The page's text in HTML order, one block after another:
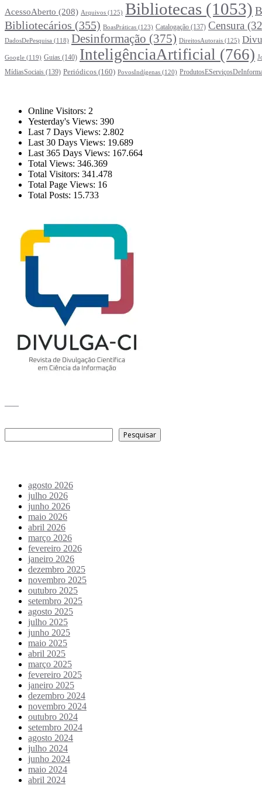
AcessoAberto (208) Arquivos (125) Bibliotecas (1053)
Bibliotecários (355) BoasPráticas (123) Catalogação (137) Censura
DadosDePesquisa (118) Desinformação (375) DireitosAutorais (125)
Google (119) Guias (140) InteligênciaArtificial (766)
MídiasSociais (139) Periódicos (160) PovosIndígenas (120)
Online Visitors: 2
Yesterday's Views: 390
Last 7 Days Views: 2.802
Last 30 Days Views: 19.689
Last 365 Days Views: 167.664
Total Views: 346.369
Total Visitors: 341.478
Total Page Views: 16
Total Posts: 15.733
Pesquisar
agosto 2026
julho 2026
junho 2026
maio 2026
abril 2026
março 2026
fevereiro 2026
janeiro 2026
dezembro 2025
novembro 2025
outubro 2025
setembro 2025
agosto 2025
julho 2025
junho 2025
maio 2025
abril 2025
março 2025
fevereiro 2025
janeiro 2025
dezembro 2024
novembro 2024
outubro 2024
setembro 2024
agosto 2024
julho 2024
junho 2024
maio 2024
abril 2024